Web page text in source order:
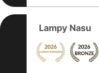
Lampy Nasu